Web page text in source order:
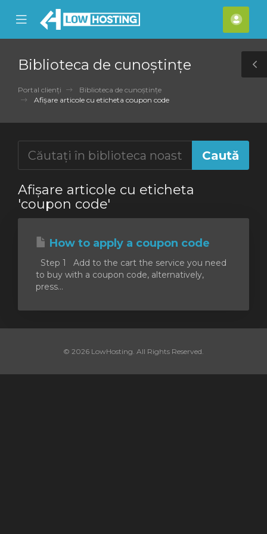
Mobile
Menu
meu
Biblioteca de cunoștințe
Portal clienți
Biblioteca de cunoștințe
Afișare articole cu eticheta coupon code
Afișare articole cu eticheta
'coupon code'
How to apply a coupon code
Step 1 Add to the cart the service you need
to buy with a coupon code, alternatively,
press...
© 2026 LowHosting. All Rights Reserved.